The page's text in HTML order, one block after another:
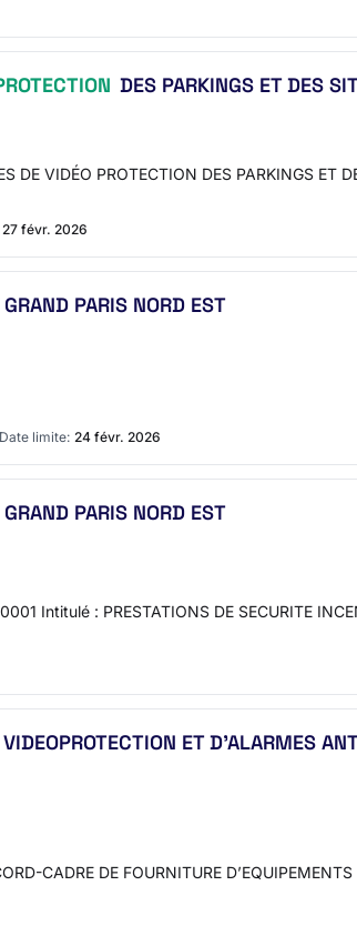
DES PARKINGS ET DES
VIDÉO PROTECTION DES PARKINGS ET
27 févr. 2026
PARIS NORD EST
Date limite: 24 févr. 2026
PARIS NORD EST
: PRESTATIONS DE SECURITE
ET D’ALARMES
DE FOURNITURE D’EQUIPEMENTS